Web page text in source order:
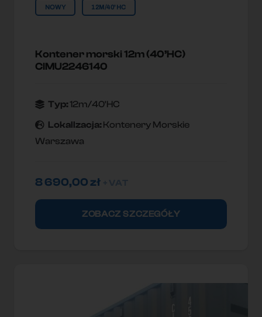
NOWY 12M/40'HC
Kontener morski 12m (40’HC)
CIMU2246140
Typ:12m/40'HC
Lokallzacja: Kontenery Morskie
Warszawa
8 690,00zł
ZOBACZ SZCZEGÓŁY